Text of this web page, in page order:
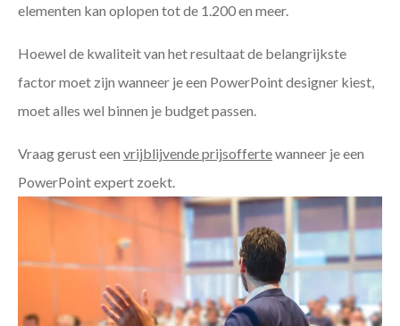
elementen kan oplopen tot de 1.200 en meer.
Hoewel de kwaliteit van het resultaat de belangrijkste
factor moet zijn wanneer je een PowerPoint designer kiest,
moet alles wel binnen je budget passen.
Vraag gerust een vrijblijvende prijsoffertewanneer je een
PowerPoint expert zoekt.